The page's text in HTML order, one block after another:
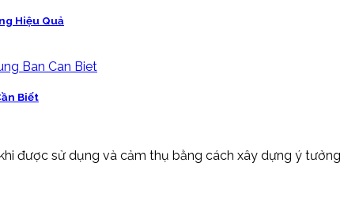
Hiệu Quả
Biết
được sử dụng và cảm thụ bằng cách xây dựng ý